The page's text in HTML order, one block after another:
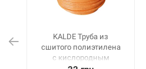
KALDE Труба из
сшитого полиэтилена
c кислородным